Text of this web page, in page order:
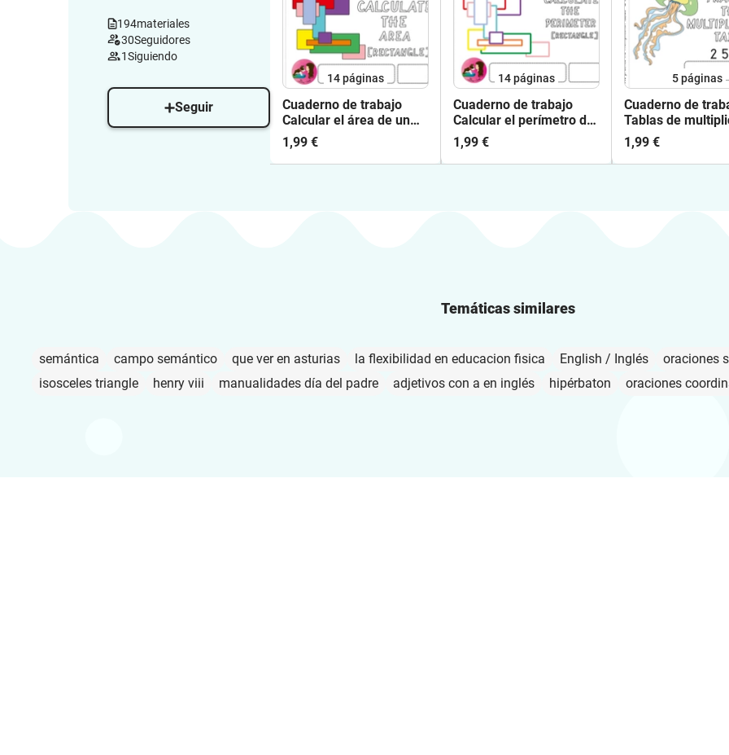
194materiales
30Seguidores
1Siguiendo
Seguir
14páginas
Cuaderno de trabajo
Calcular el área de un
rectángulo
1,99 €
14páginas
Cuaderno de trabajo
Calcular el perímetro de
un rectángulo
1,99 €
5páginas
Cuaderno de
Tablas de
3 4
1,99 €
Temáticas similares
semántica campo semántico que ver en asturias la flexibilidad en educacion fisica English / Inglés
oraciones
isosceles triangle
henry viii manualidades día del padre adjetivos con a en inglés hipérbaton oraciones